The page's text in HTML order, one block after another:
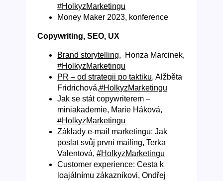
#HolkyzMarketingu
Money Maker 2023, konference
Copywriting, SEO, UX
Brand storytelling, Honza Marcinek,
#HolkyzMarketingu
PR – od strategii po taktiku, Alžběta
Fridrichová,#HolkyzMarketingu
Jak se stát copywriterem –
miniakademie, Marie Háková,
#HolkyzMarketingu
Základy e-mail marketingu: Jak
poslat svůj první mailing, Terka
Valentová,#HolkyzMarketingu
Customer experience: Cesta k
loajálnímu zákazníkovi, Ondřej